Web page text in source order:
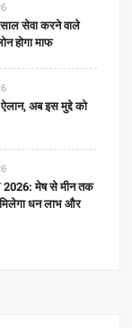
साल सेवा करने वाले
होगा माफ
अब इस मुद्दे को
मेष से मीन तक
धन लाभ और